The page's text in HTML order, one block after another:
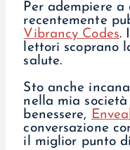
Per adempiere a
recentemente
Vibrancy Codes.
lettori scoprano
salute.
Sto anche
nella mia
benessere,
conversazione
il miglior punto